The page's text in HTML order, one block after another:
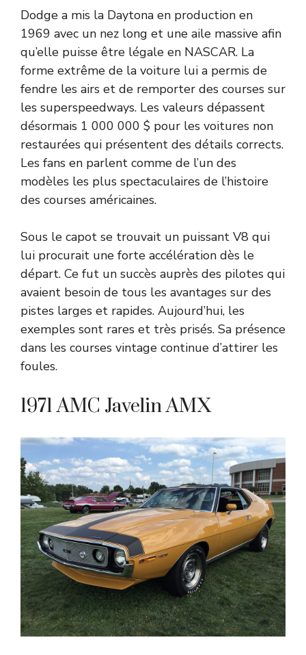
Dodge a mis la Daytona en production en
1969 avec un nez long et une aile massive afin
qu’elle puisse être légale en NASCAR. La
forme extrême de la voiture lui a permis de
fendre les airs et de remporter des courses sur
les superspeedways. Les valeurs dépassent
désormais 1 000 000 $ pour les voitures non
restaurées qui présentent des détails corrects.
Les fans en parlent comme de l’un des
modèles les plus spectaculaires de l’histoire
des courses américaines.
Sous le capot se trouvait un puissant V8 qui
lui procurait une forte accélération dès le
départ. Ce fut un succès auprès des pilotes qui
avaient besoin de tous les avantages sur des
pistes larges et rapides. Aujourd’hui, les
exemples sont rares et très prisés. Sa présence
dans les courses vintage continue d’attirer les
foules.
1971 AMC Javelin AMX